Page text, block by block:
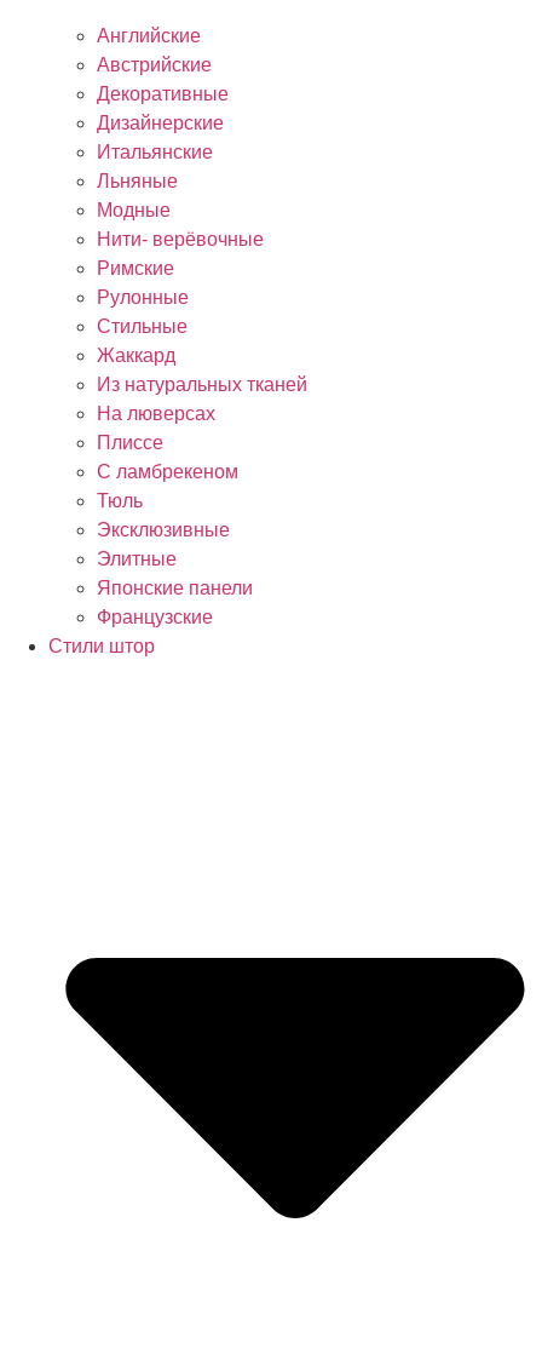
Английские
Австрийские
Декоративные
Дизайнерские
Итальянские
Льняные
Модные
Нити- верёвочные
Римские
Рулонные
Стильные
Жаккард
Из натуральных тканей
На люверсах
Плиссе
С ламбрекеном
Тюль
Эксклюзивные
Элитные
Японские панели
Французские
Стили штор